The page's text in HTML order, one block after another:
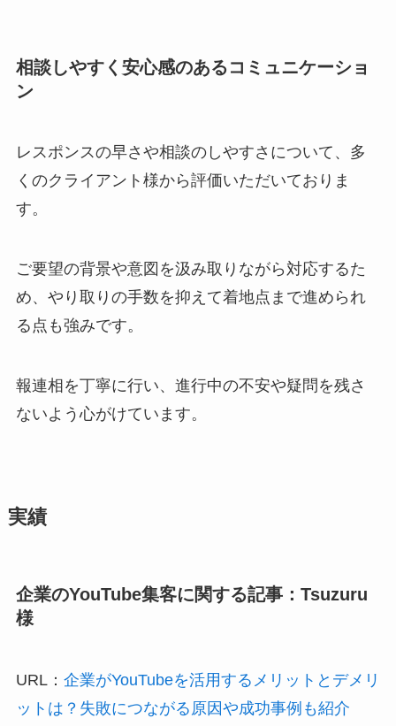
相談しやすく安心感のあるコミュニケーショ
ン
レスポンスの早さや相談のしやすさについて、多
くのクライアント様から評価いただいておりま
す。
ご要望の背景や意図を汲み取りながら対応するた
め、やり取りの手数を抑えて着地点まで進められ
る点も強みです。
報連相を丁寧に行い、進行中の不安や疑問を残さ
ないよう心がけています。
実績
企業のYouTube集客に関する記事：Tsuzuru
様
URL： 企業がYouTubeを活用するメリットとデメリ
ットは？失敗につながる原因や成功事例も紹介